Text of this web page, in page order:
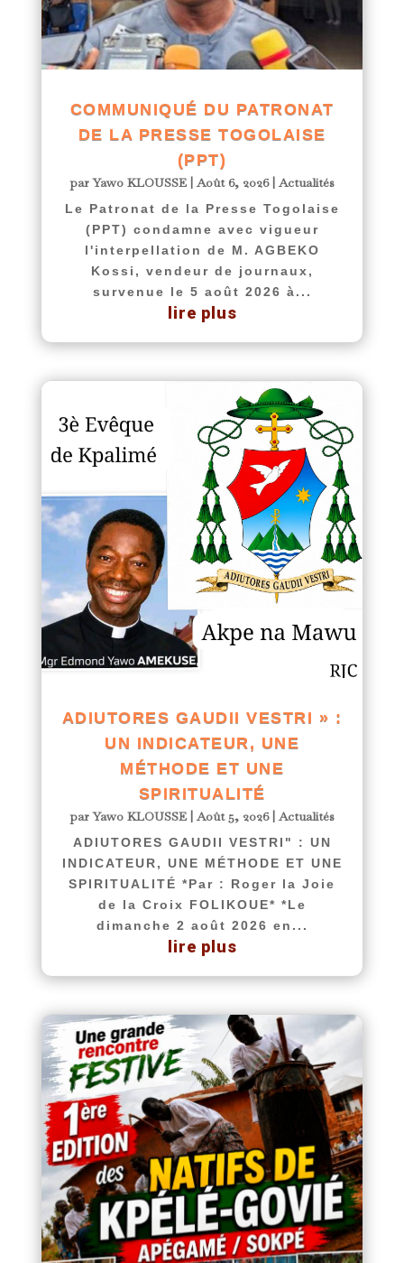
COMMUNIQUÉ DU PATRONAT
DE LA PRESSE TOGOLAISE
(PPT)
parYawo KLOUSSE| Août 6, 2026| Actualités
Le Patronat de la Presse Togolaise
(PPT) condamne avec vigueur
l'interpellation de M. AGBEKO
Kossi, vendeur de journaux,
survenue le 5 août 2026 à...
lire plus
ADIUTORES GAUDII VESTRI » :
UN INDICATEUR, UNE
MÉTHODE ET UNE
SPIRITUALITÉ
parYawo KLOUSSE|Août 5, 2026|Actualités
ADIUTORES GAUDII VESTRI" : UN
INDICATEUR, UNE MÉTHODE ET UNE
SPIRITUALITÉ *Par : Roger la Joie
de la Croix FOLIKOUE* *Le
dimanche 2 août 2026 en...
lire plus